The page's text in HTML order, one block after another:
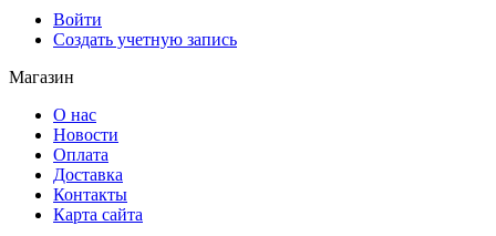
Войти
Создать учетную запись
Магазин
О нас
Новости
Оплата
Доставка
Контакты
Карта сайта